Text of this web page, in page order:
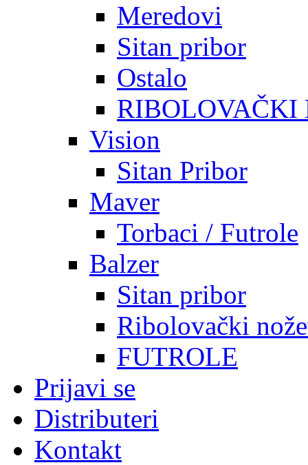
Meredovi
Sitan pribor
Ostalo
RIBOLOVAČKI
Vision
Sitan Pribor
Maver
Torbaci / Futrole
Balzer
Sitan pribor
Ribolovački
FUTROLE
Prijavi se
Distributeri
Kontakt